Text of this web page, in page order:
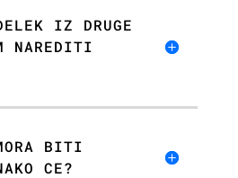
IZ DRUGE
NAREDITI
BITI
CE?